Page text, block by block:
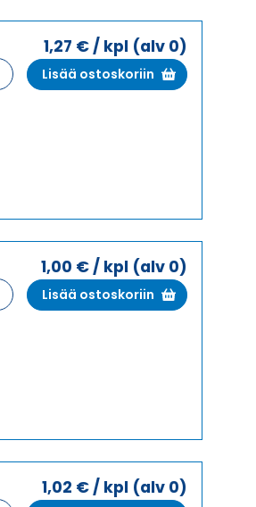
1,27 €/ kpl (alv 0)
Lisää ostoskoriin
1,00 €/ kpl (alv 0)
Lisää ostoskoriin
1,02 €/ kpl (alv 0)